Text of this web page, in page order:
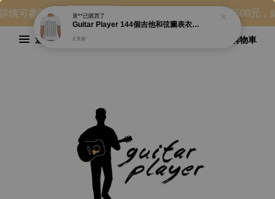
情可參閱 ▶ 購物說明 ✔ 新會員首購優惠，消費滿500元，
選單 購物車
黃**已購買了
Guitar Player 144個吉他和弦圖表衣服 Guitar Chord T-shirt
2 天前